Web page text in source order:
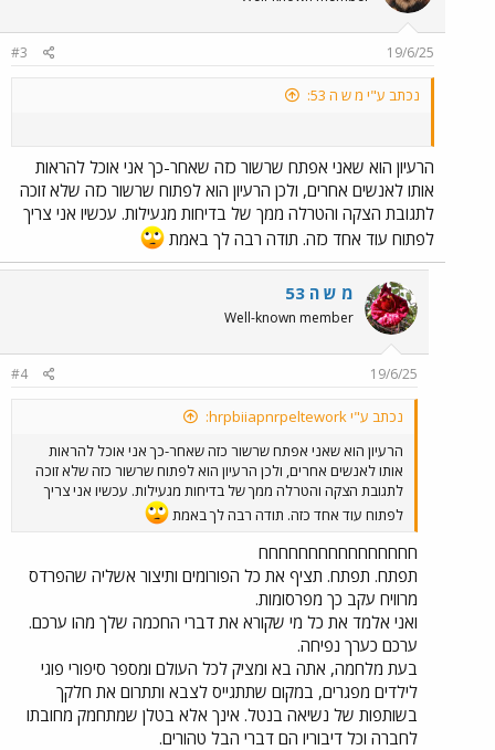
19/6/25
#3
נכתב ע"י מ ש ה 53:
הרעיון הוא שאני אפתח שרשור כזה שאחר-כך אני אוכל להראות
אותו לאנשים אחרים, ולכן הרעיון הוא לפתוח שרשור כזה שלא זוכה
לתגובת הצקה והטרלה ממך של בדיחות מגעילות. עכשיו אני צריך
לפתוח עוד אחד כזה. תודה רבה לך באמת
מ ש ה 53
Well-known member
19/6/25
#4
נכתב ע"י hrpbiiapnrpeltework:
הרעיון הוא שאני אפתח שרשור כזה שאחר-כך אני אוכל להראות
אותו לאנשים אחרים, ולכן הרעיון הוא לפתוח שרשור כזה שלא זוכה
לתגובת הצקה והטרלה ממך של בדיחות מגעילות. עכשיו אני צריך
לפתוח עוד אחד כזה. תודה רבה לך באמת
חחחחחחחחחחחחחחחח
תפתח. תפתח. תציף את כל הפורומים ותיצור אשליה שהפרדס
מרוויח עקב כך מפרסומות.
ואני אלמד את כל מי שקורא את דברי החכמה שלך מהו ערכם.
ערכם כערך נפיחה.
בעת מלחמה, אתה בא ומציק לכל העולם ומספר סיפורי פוגי
לילדים מפגרים, במקום שתתגייס לצבא ותתרום את חלקך
בשותפות של נשיאה בנטל. אינך אלא בטלן שמתחמק מחובתו
לחברה וכל דיבוריו הם דברי הבל טהורים.